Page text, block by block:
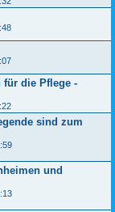
für die Pflege -
sind zum
und